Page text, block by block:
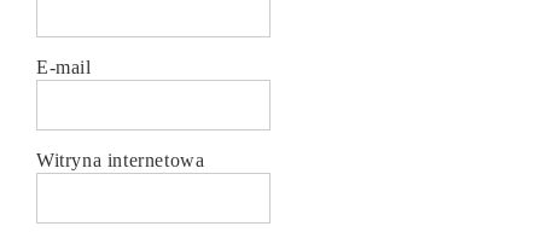
E-mail
Witryna internetowa